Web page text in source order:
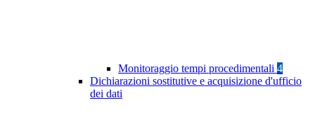
Monitoraggio tempi procedimentali 4
Dichiarazioni sostitutive e acquisizione d'ufficio
dei dati